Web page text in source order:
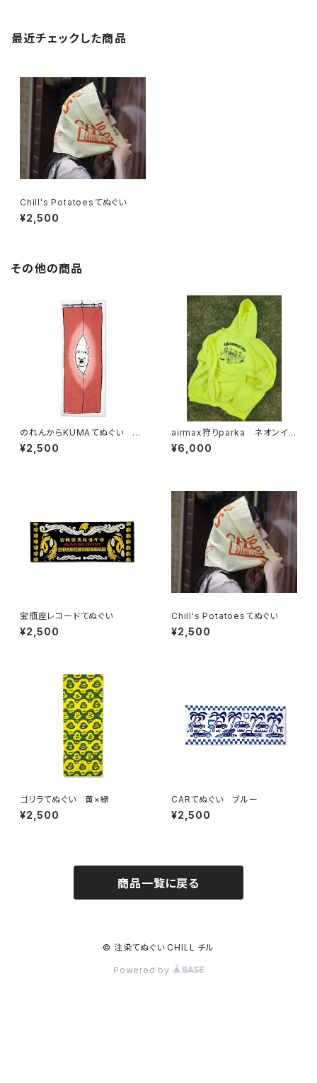
最近チェックした商品
Chill's Potatoesてぬぐい
¥2,500
その他の商品
のれんからKUMAてぬぐい ピ
ンク
¥2,500
airmax狩りparka ネオンイ
エロー
¥6,000
宝瓶座レコードてぬぐい
¥2,500
Chill's Potatoesてぬぐい
¥2,500
ゴリラてぬぐい 黄×緑
¥2,500
CARてぬぐい ブルー
¥2,500
商品一覧に戻る
© 注染てぬぐい CHILL チル
Powered by